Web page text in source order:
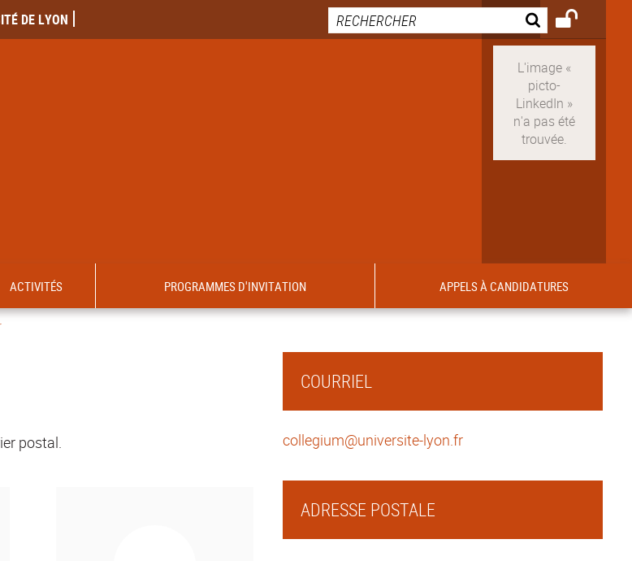
DE LYON
ACTIVITÉS PROGRAMMES D'INVITATION APPELS À CANDIDATURES
postal.
COURRIEL
collegium@universite-lyon.fr
ADRESSE POSTALE